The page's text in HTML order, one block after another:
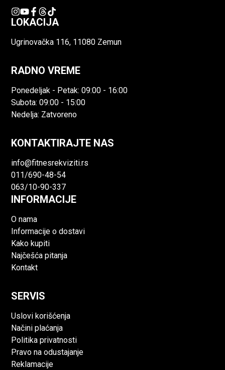
LOKACIJA
Ugrinovačka 116, 11080 Zemun
RADNO VREME
Ponedeljak - Petak: 09:00 - 16:00
Subota: 09:00 - 15:00
Nedelja: Zatvoreno
KONTAKTIRAJTE NAS
info@fitnesrekviziti.rs
011/690-48-54
063/10-90-337
INFORMACIJE
O nama
Informacije o dostavi
Kako kupiti
Najčešća pitanja
Kontakt
SERVIS
Uslovi korišćenja
Načini plaćanja
Politika privatnosti
Pravo na odustajanje
Reklamacije